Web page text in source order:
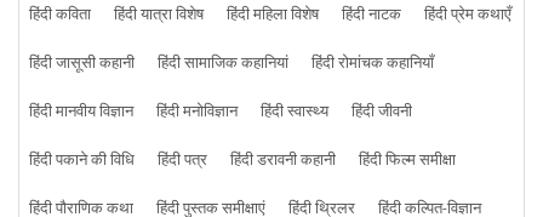
हिंदी कविता
हिंदी यात्रा विशेष हिंदी महिला विशेष हिंदी नाटक
हिंदी प्रेम कथाएँ
हिंदी जासूसी कहानी
हिंदी सामाजिक कहानियां
हिंदी रोमांचक कहानियाँ
हिंदी मानवीय विज्ञान
हिंदी मनोविज्ञान हिंदी स्वास्थ्य
हिंदी जीवनी
हिंदी पकाने की विधि
हिंदी पत्र हिंदी डरावनी कहानी
हिंदी फिल्म समीक्षा
हिंदी पौराणिक कथा
हिंदी पुस्तक समीक्षाएं हिंदी थ्रिलर हिंदी कल्पित-विज्ञान